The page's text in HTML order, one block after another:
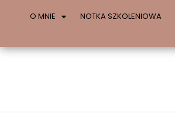
O MNIE NOTKA SZKOLENIOWA